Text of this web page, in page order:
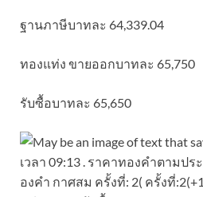
ฐานภาษีบาทละ 64,339.04
ทองแท่ง ขายออกบาทละ 65,750
รับซื้อบาทละ 65,650